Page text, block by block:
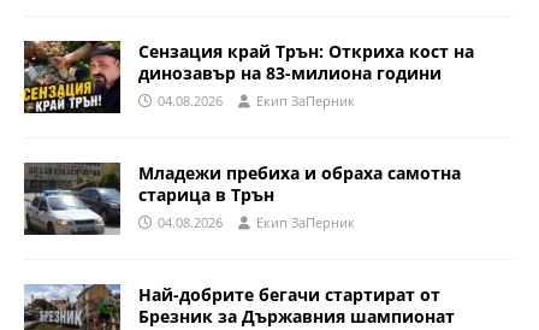
Сензация край Трън: Откриха кост на
динозавър на 83-милиона години
04.08.2026 Eкип ЗаПерник
Младежи пребиха и обраха самотна
старица в Трън
04.08.2026 Eкип ЗаПерник
Най-добрите бегачи стартират от
Брезник за Държавния шампионат